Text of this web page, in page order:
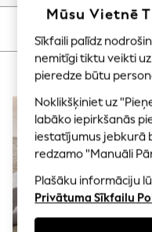
All Boys
Trousers
Shorts
Shirts
Polo Shirts
Sweatshirts &
Coats & Jackets
Underwear
Socks
Multipacks
All Boys Sport &
Trainers &
Swimwear
Tops
HOME HOME
Mūsu Vietnē
Sīkfaili palīdz
nemitīgi tiktu veikti
pieredze būtu
Noklikšķiniet uz
labāko iepirkšanās
iestatījumus jebkurā
redzamo "Manuāli
Plašāku informāciju
Privātuma Sīkfailu